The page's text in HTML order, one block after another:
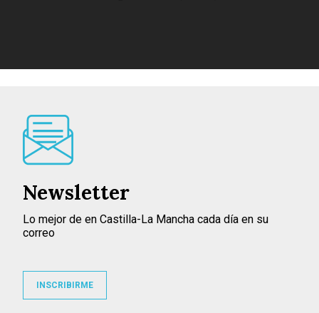
Newsletter
Lo mejor de en Castilla-La Mancha cada día en su
correo
INSCRIBIRME